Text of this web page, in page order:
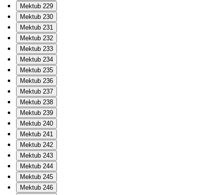
Mektub 229
Mektub 230
Mektub 231
Mektub 232
Mektub 233
Mektub 234
Mektub 235
Mektub 236
Mektub 237
Mektub 238
Mektub 239
Mektub 240
Mektub 241
Mektub 242
Mektub 243
Mektub 244
Mektub 245
Mektub 246